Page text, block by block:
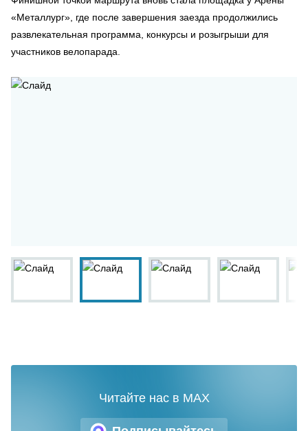
«Металлург», где после завершения заезда продолжились
развлекательная программа, конкурсы и розыгрыши для
участников велопарада.
Читайте нас в MAX